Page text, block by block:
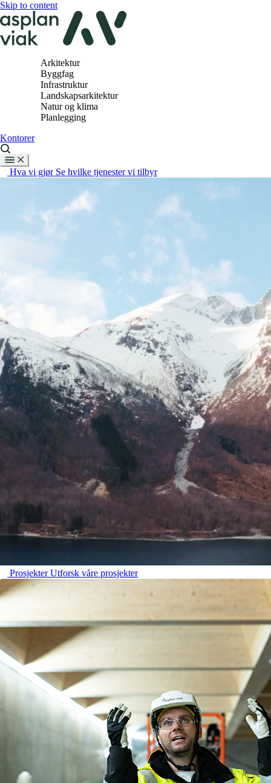
Skip to content
Arkitektur
Byggfag
Infrastruktur
Landskapsarkitektur
Natur og klima
Planlegging
Kontorer
Hva vi gjør Se hvilke tjenester vi tilbyr
ProsjekterUtforsk våre prosjekter